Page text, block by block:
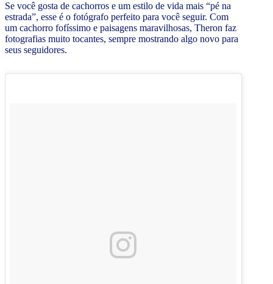
Se você gosta de cachorros e um estilo de vida mais “pé na
estrada”, esse é o fotógrafo perfeito para você seguir. Com
um cachorro fofíssimo e paisagens maravilhosas, Theron faz
fotografias muito tocantes, sempre mostrando algo novo para
seus seguidores.